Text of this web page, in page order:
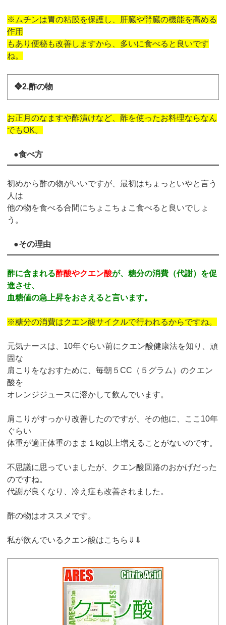
※ムチンは胃の粘膜を保護し、肝臓や腎臓の機能を高める
作用
もあり便秘も改善しますから、多いに食べると良いです
ね。
❖2.酢の物
お正月のなますや酢漬けなど、酢を使ったお料理ならなん
でもOK。
●食べ方
初めから酢の物がいいですが、最初はちょっといやと言う
人は
他の物を食べる合間にちょこちょこ食べると良いでしょ
う。
●その理由
酢に含まれる酢酸やクエン酸が、糖分の消費（代謝）を促
進させ、
血糖値の急上昇をおさえると言います。
※糖分の消費はクエン酸サイクルで行われるからですね。
元気ナースは、10年ぐらい前にクエン酸健康法を知り、頑
固な
肩こりをなおすために、毎朝５CC（５グラム）のクエン
酸を
オレンジジュースに溶かして飲んでいます。
肩こりがすっかり改善したのですが、その他に、ここ10年
ぐらい
体重が適正体重のまま１kg以上増えることがないのです。
不思議に思っていましたが、クエン酸回路のおかげだった
のですね。
代謝が良くなり、冷え症も改善されました。
酢の物はオススメです。
私が飲んでいるクエン酸はこちら⇓⇓